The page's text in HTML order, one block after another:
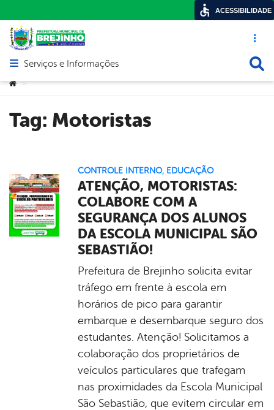
Acesso
Abrir menu principal de navegação
Serviços e Informações
Você está aqui:
>
Tag: Motoristas
CONTROLE INTERNO, EDUCAÇÃO
ATENÇÃO, MOTORISTAS:
COLABORE COM A
SEGURANÇA DOS ALUNOS
DA ESCOLA MUNICIPAL SÃO
SEBASTIÃO!
Prefeitura de Brejinho solicita evitar
tráfego em frente à escola em
horários de pico para garantir
embarque e desembarque seguro dos
estudantes. Atenção! Solicitamos a
colaboração dos proprietários de
veículos particulares que trafegam
nas proximidades da Escola Municipal
São Sebastião, que evitem circular em
ACESSIBILIDADE